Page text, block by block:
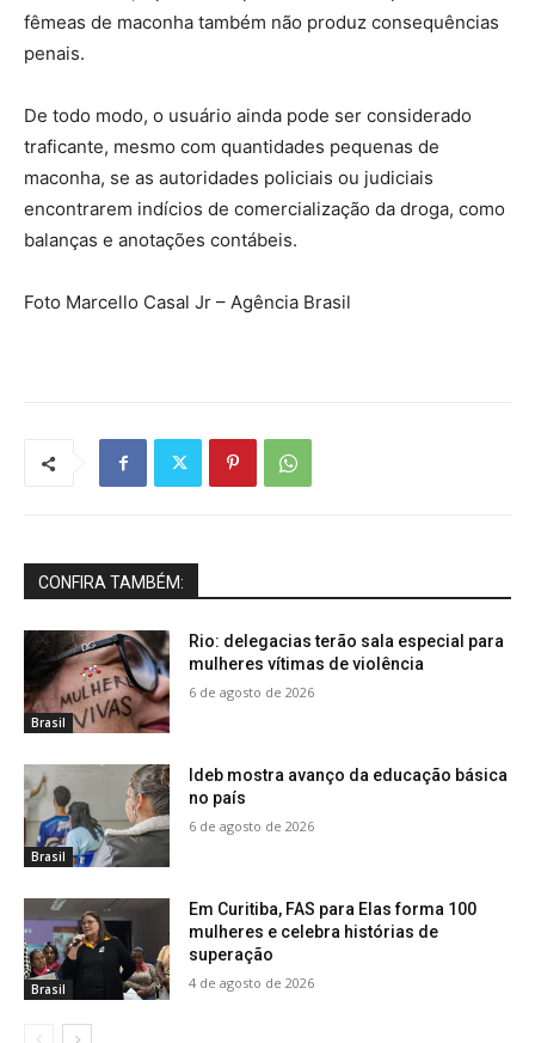
fêmeas de maconha também não produz consequências
penais.
De todo modo, o usuário ainda pode ser considerado
traficante, mesmo com quantidades pequenas de
maconha, se as autoridades policiais ou judiciais
encontrarem indícios de comercialização da droga, como
balanças e anotações contábeis.
Foto Marcello Casal Jr – Agência Brasil
CONFIRA TAMBÉM:
Brasil
Rio: delegacias terão sala especial para
mulheres vítimas de violência
6 de agosto de 2026
Brasil
Ideb mostra avanço da educação básica
no país
6 de agosto de 2026
Brasil
Em Curitiba, FAS para Elas forma 100
mulheres e celebra histórias de
superação
4 de agosto de 2026